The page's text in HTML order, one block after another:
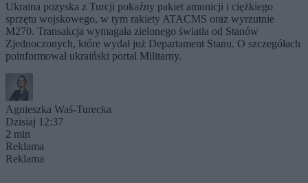
Ukraina pozyska z Turcji pokaźny pakiet amunicji i ciężkiego
sprzętu wojskowego, w tym rakiety ATACMS oraz wyrzutnie
M270. Transakcja wymagała zielonego światła od Stanów
Zjednoczonych, które wydał już Departament Stanu. O szczegółach
poinformował ukraiński portal Militarny.
Agnieszka Waś-Turecka
Dzisiaj 12:37
2 min
Reklama
Reklama